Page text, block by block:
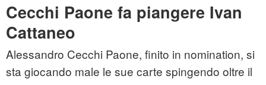
Cecchi Paone fa piangere Ivan
Cattaneo
Alessandro Cecchi Paone, finito in nomination, si
sta giocando male le sue carte spingendo oltre il